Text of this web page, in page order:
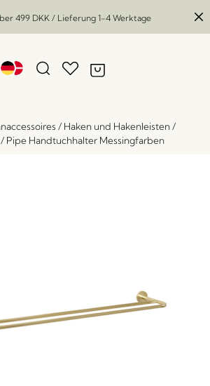
499 DKK / Lieferung 1-4 Werktage
/ Haken und Hakenleisten/
/ Pipe Handtuchhalter Messingfarben